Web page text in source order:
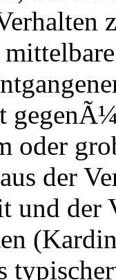
oder
der
und der